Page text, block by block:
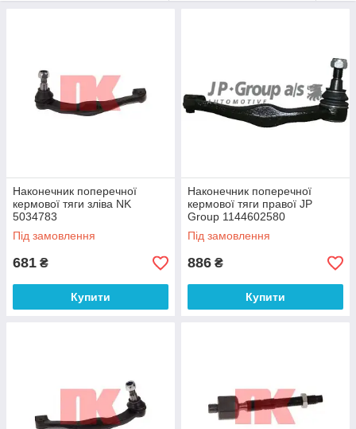
Наконечник поперечної
кермової тяги зліва NK
5034783
Під замовлення
681 ₴
Купити
Наконечник поперечної
кермової тяги правої JP
Group 1144602580
Під замовлення
886 ₴
Купити